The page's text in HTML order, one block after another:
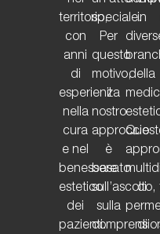
territorio,
con
anni
di
esperienza
nella
cura
e nel
benessere
estetico
dei
pazienti.
speciale.
Per
questo
motivo,
il
nostro
approccio
è
basato
sull’ascolto,
sulla
in
della
ci
di